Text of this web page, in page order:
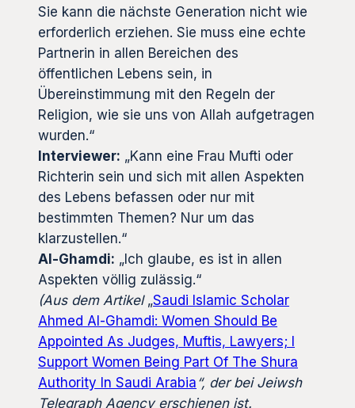
Sie kann die nächste Generation nicht wie
erforderlich erziehen. Sie muss eine echte
Partnerin in allen Bereichen des
öffentlichen Lebens sein, in
Übereinstimmung mit den Regeln der
Religion, wie sie uns von Allah aufgetragen
wurden.“
Interviewer: „Kann eine Frau Mufti oder
Richterin sein und sich mit allen Aspekten
des Lebens befassen oder nur mit
bestimmten Themen? Nur um das
klarzustellen.“
Al-Ghamdi: „Ich glaube, es ist in allen
Aspekten völlig zulässig.“
(Aus dem Artikel „Saudi Islamic Scholar
Ahmed Al-Ghamdi: Women Should Be
Appointed As Judges, Muftis, Lawyers; I
Support Women Being Part Of The Shura
Authority In Saudi Arabia “, der bei Jeiwsh
Telegraph Agency erschienen ist.